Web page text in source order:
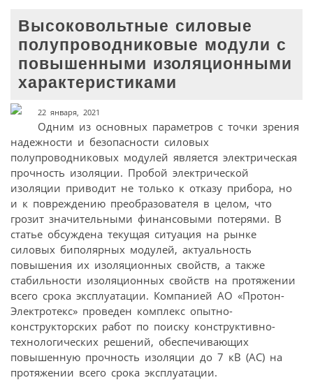
Высоковольтные силовые
полупроводниковые модули с
повышенными изоляционными
характеристиками
22 января, 2021
Одним из основных параметров с точки зрения
надежности и безопасности силовых
полупроводниковых модулей является электрическая
прочность изоляции. Пробой электрической
изоляции приводит не только к отказу прибора, но
и к повреждению преобразователя в целом, что
грозит значительными финансовыми потерями. В
статье обсуждена текущая ситуация на рынке
силовых биполярных модулей, актуальность
повышения их изоляционных свойств, а также
стабильности изоляционных свойств на протяжении
всего срока эксплуатации. Компанией АО «Протон-
Электротекс» проведен комплекс опытно-
конструкторских работ по поиску конструктивно-
технологических решений, обеспечивающих
повышенную прочность изоляции до 7 кВ (AC) на
протяжении всего срока эксплуатации.